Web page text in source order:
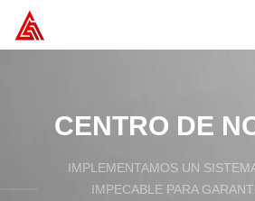
CENTRO DE
IMPLEMENTAMOS UN
IMPECABLE PARA